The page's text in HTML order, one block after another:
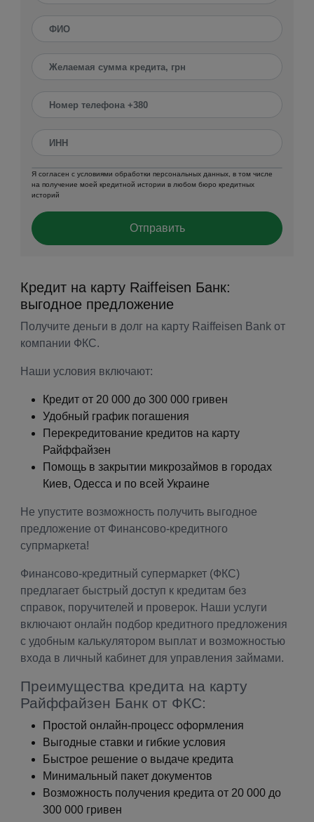
Я согласен с условиями обработки персональных данных, в том числе
на получение моей кредитной истории в любом бюро кредитных
историй
Отправить
Кредит на карту Raiffeisen Банк:
выгодное предложение
Получите деньги в долг на карту Raiffeisen Bank от
компании ФКС.
Наши условия включают:
Кредит от 20 000 до 300 000 гривен
Удобный график погашения
Перекредитование кредитов на карту
Райффайзен
Помощь в закрытии микрозаймов в городах
Киев, Одесса и по всей Украине
Не упустите возможность получить выгодное
предложение от Финансово-кредитного
супрмаркета!
Финансово-кредитный супермаркет (ФКС)
предлагает быстрый доступ к кредитам без
справок, поручителей и проверок. Наши услуги
включают онлайн подбор кредитного предложения
с удобным калькулятором выплат и возможностью
входа в личный кабинет для управления займами.
Преимущества кредита на карту
Райффайзен Банк от ФКС:
Простой онлайн-процесс оформления
Выгодные ставки и гибкие условия
Быстрое решение о выдаче кредита
Минимальный пакет документов
Возможность получения кредита от 20 000 до
300 000 гривен